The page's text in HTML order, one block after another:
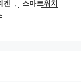
겐 ,
스마트워치